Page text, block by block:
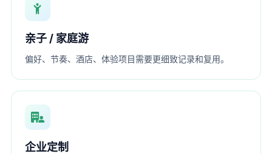
亲子 / 家庭游
偏好、节奏、酒店、体验项目需要更细致记录和复用。
企业定制